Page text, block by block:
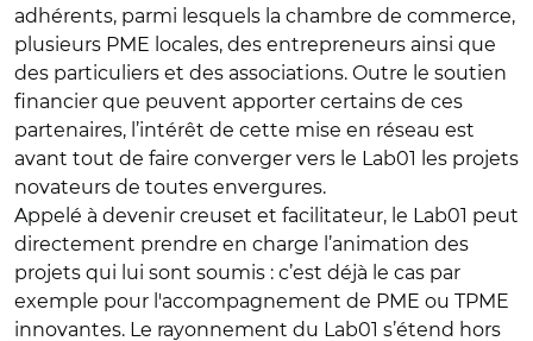
adhérents, parmi lesquels la chambre de commerce,
plusieurs PME locales, des entrepreneurs ainsi que
des particuliers et des associations. Outre le soutien
financier que peuvent apporter certains de ces
partenaires, l’intérêt de cette mise en réseau est
avant tout de faire converger vers le Lab01 les projets
novateurs de toutes envergures.
Appelé à devenir creuset et facilitateur, le Lab01 peut
directement prendre en charge l’animation des
projets qui lui sont soumis : c’est déjà le cas par
exemple pour l'accompagnement de PME ou TPME
innovantes. Le rayonnement du Lab01 s’étend hors